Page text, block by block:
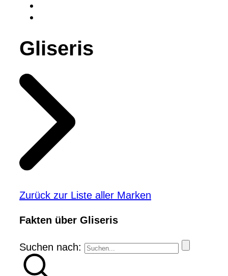
Gliseris
Zurück zur Liste aller Marken
Fakten über Gliseris
Suchen nach: